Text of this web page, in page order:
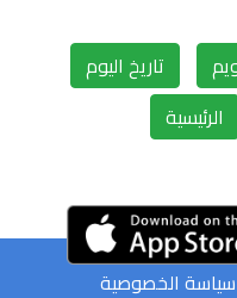
تاريخ اليوم
الرئيسية
سياسة الخصوصية